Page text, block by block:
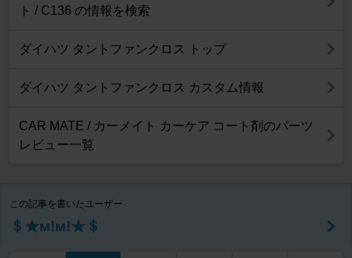
ト / C136 の情報を検索
ダイハツ タントファンクロス トップ
ダイハツ タントファンクロス カスタム情報
CAR MATE / カーメイト カーケア コート剤のパーツ
レビュー一覧
この記事を書いたユーザー
＄★м!м!★＄